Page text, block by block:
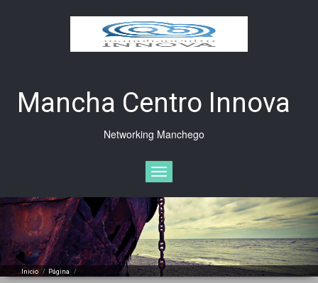
Mancha Centro Innova
Networking Manchego
Cambiar
navegación
Inicio / Página/